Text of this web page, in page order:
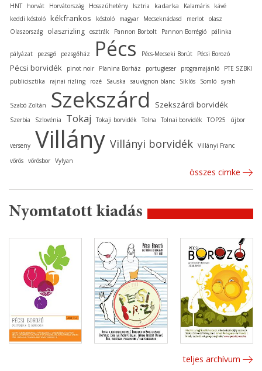
HNT
horvát Horvátország Hosszúhetény Isztria kadarka Kalamáris
kávé
keddi kóstoló kékfrankos kóstoló magyar Mecseknádasd merlot olasz
Olaszország
olaszrizling osztrák Pannon Borbolt Pannon Borrégió pálinka
pályázat pezsgő pezsgőház Pécs Pécs-Mecseki Borút Pécsi Borozó
Pécsi borvidék pinot noir Planina Borház portugieser programajánló
PTE SZBKI
publicisztika
rajnai rizling rozé Sauska sauvignon blanc Siklós Somló syrah
Szabó Zoltán Szekszárd Szekszárdi borvidék
Szerbia Szlovénia Tokaj Tokaji borvidék Tolna Tolnai borvidék TOP25 újbor
verseny Villány Villányi borvidék Villányi Franc
vörös vörösbor Vylyan
összes cimke
Nyomtatott kiadás
teljes archívum